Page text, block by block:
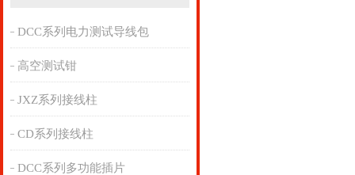
DCC系列电力测试导线包
高空测试钳
JXZ系列接线柱
CD系列接线柱
DCC系列多功能插片